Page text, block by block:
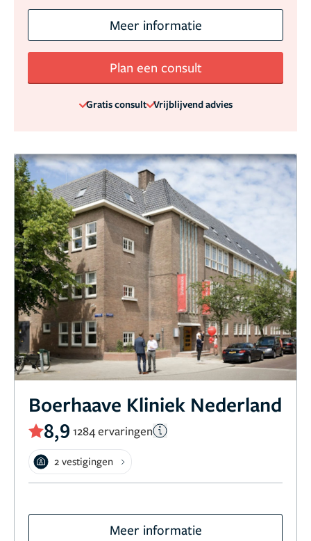
Meer informatie
Plan een consult
Gratis consult Vrijblijvend advies
Boerhaave Kliniek Nederland
8,9 1284 ervaringen
2 vestigingen
Meer informatie